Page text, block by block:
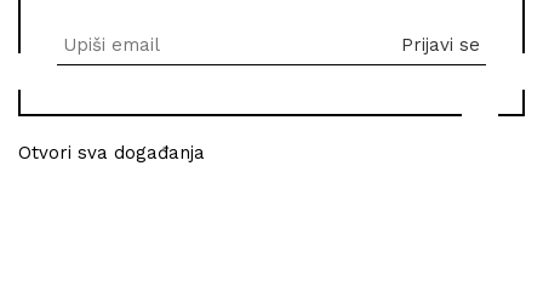
Otvori sva događanja